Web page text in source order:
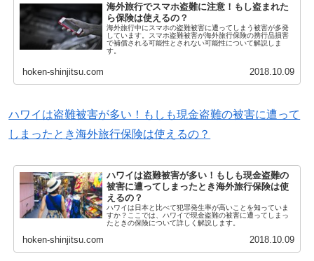
海外旅行でスマホ盗難に注意！もし盗まれた
ら保険は使えるの？
海外旅行中にスマホの盗難被害に遭ってしまう被害が多発
しています。スマホ盗難被害が海外旅行保険の携行品損害
で補償される可能性とされない可能性について解説しま
す。
hoken-shinjitsu.com 2018.10.09
ハワイは盗難被害が多い！もしも現金盗難の被害に遭って
しまったとき海外旅行保険は使えるの？
ハワイは盗難被害が多い！もしも現金盗難の
被害に遭ってしまったとき海外旅行保険は使
えるの？
ハワイは日本と比べて犯罪発生率が高いことを知っていま
すか？ここでは、ハワイで現金盗難の被害に遭ってしまっ
たときの保険について詳しく解説します。
hoken-shinjitsu.com 2018.10.09